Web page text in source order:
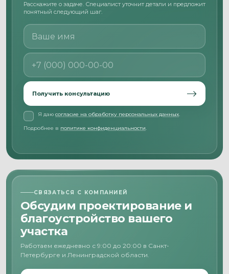
Расскажите о задаче. Специалист уточнит детали и предложит
понятный следующий шаг.
Ваше имя
Номер телефона
Получить консультацию
Я даю согласие на обработку персональных данных.
Подробнее в политике конфиденциальности.
СВЯЗАТЬСЯ С КОМПАНИЕЙ
Обсудим проектирование и
благоустройство вашего
участка
Работаем ежедневно с 9:00 до 20:00 в Санкт-
Петербурге и Ленинградской области.